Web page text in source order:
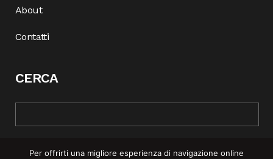
About
Contatti
CERCA
Per offrirti una migliore esperienza di navigazione online